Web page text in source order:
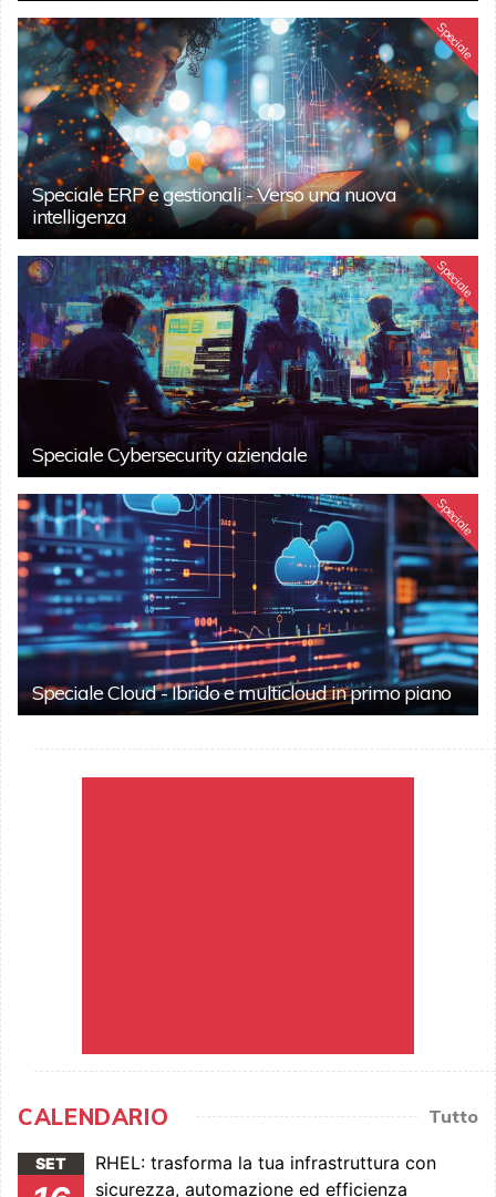
Speciale
Speciale ERP e gestionali - Verso una nuova
intelligenza
Speciale
Speciale Cybersecurity aziendale
Speciale
Speciale Cloud - Ibrido e multicloud in primo piano
CALENDARIO Tutto
SET
RHEL: trasforma la tua infrastruttura con
sicurezza, automazione ed efficienza